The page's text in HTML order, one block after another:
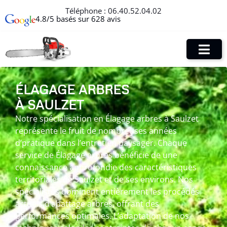
Téléphone : 06.40.52.04.02
4.8/5 basés sur 628 avis
ÉLAGAGE ARBRES
À SAULZET
Notre spécialisation en Élagage arbres à Saulzet
représente le fruit de nombreuses années
d’pratique dans l’entretien paysager. Chaque
service de Élagage arbres bénéficie de une
connaissance approfondie des caractéristiques
territoriales de Saulzet et de ses environs. Nos
spécialistes dominent entièrement les procédés
actuels d’abattage arbres, offrant des
performances optimales. L’adaptation de nos